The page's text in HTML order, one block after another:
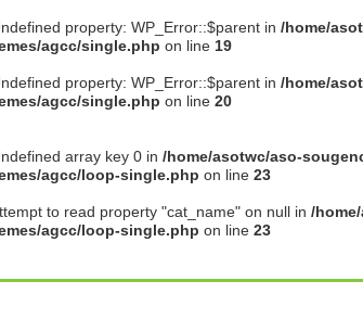
property: WP_Error::$parent in /home/
agcc/single.php on line 19
property: WP_Error::$parent in /home/
agcc/single.php on line 20
array key 0 in /home/asotwc/aso-
agcc/loop-single.php on line 23
to read property "cat_name" on null in /
agcc/loop-single.php on line 23